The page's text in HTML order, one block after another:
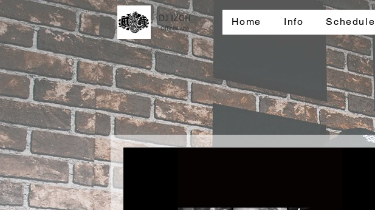
DJ IZOH
Official site
Home Info Schedule